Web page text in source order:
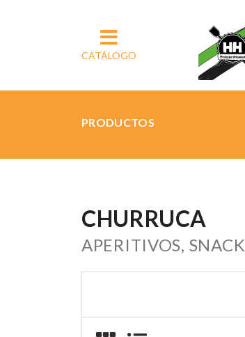
CATÁLOGO
PRODUCTOS
CHURRUCA
APERITIVOS, SNACK